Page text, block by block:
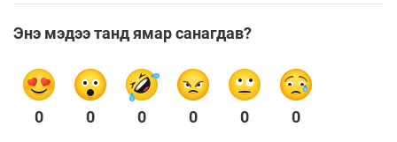
Энэ мэдээ танд ямар санагдав?
0 0 0 0 0 0